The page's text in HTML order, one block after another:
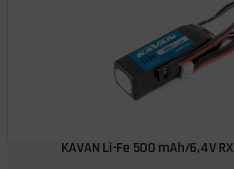
KAVAN Li-Fe 500 mAh/6,4V